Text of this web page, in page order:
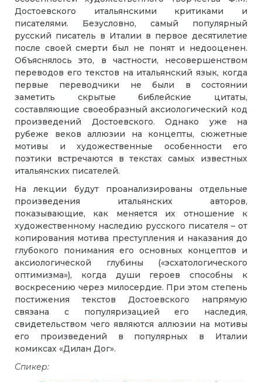
Достоевского итальянскими критиками и
писателями. Безусловно, самый популярный
русский писатель в Италии в первое десятилетие
после своей смерти был не понят и недооценен.
Объяснялось это, в частности, несовершенством
переводов его текстов на итальянский язык, когда
первые переводчики не были в состоянии
заметить скрытые библейские цитаты,
составляющие своеобразный аксиологический код
произведений Достоевского. Однако уже на
рубеже веков аллюзии на концепты, сюжетные
мотивы и художественные особенности его
поэтики встречаются в текстах самых известных
итальянских писателей.
На лекции будут проанализированы отдельные
произведения итальянских авторов,
показывающие, как меняется их отношение к
художественному наследию русского писателя – от
копирования мотива преступления и наказания до
глубокого понимания его основных концептов и
аксиологической глубины («эсхатологического
оптимизма»), когда души героев способны к
воскресению через милосердие. При этом степень
постижения текстов Достоевского напрямую
связана с популяризацией его наследия,
свидетельством чего являются аллюзии на мотивы
его произведений в популярных в Италии
комиксах «Дилан Дог».
Спикер: